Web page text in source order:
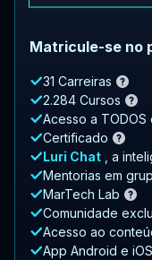
Matricule-se no
31 Carreiras
2.284 Cursos
Acesso a
Certificado
Luri Chat
, a
Mentorias em
MarTech Lab
Comunidade
Acesso ao
App Android e